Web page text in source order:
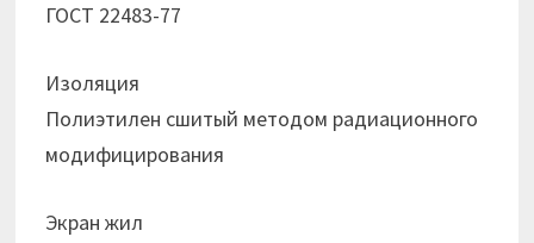
ГОСТ 22483-77
Изоляция
Полиэтилен сшитый методом радиационного
модифицирования
Экран жил